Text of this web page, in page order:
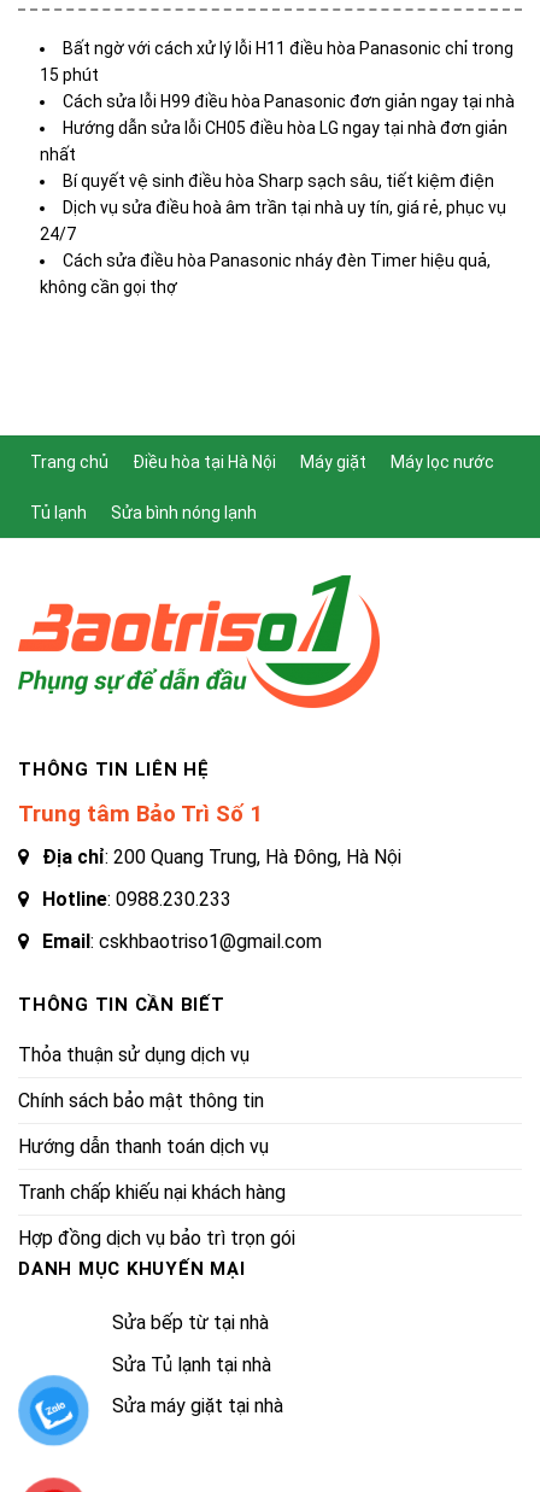
Bất ngờ với cách xử lý lỗi H11 điều hòa Panasonic chỉ trong
15 phút
Cách sửa lỗi H99 điều hòa Panasonic đơn giản ngay tại nhà
Hướng dẫn sửa lỗi CH05 điều hòa LG ngay tại nhà đơn giản
nhất
Bí quyết vệ sinh điều hòa Sharp sạch sâu, tiết kiệm điện
Dịch vụ sửa điều hoà âm trần tại nhà uy tín, giá rẻ, phục vụ
24/7
Cách sửa điều hòa Panasonic nháy đèn Timer hiệu quả,
không cần gọi thợ
Trang chủ Điều hòa tại Hà Nội Máy giặt Máy lọc nước
Tủ lạnh Sửa bình nóng lạnh
THÔNG TIN LIÊN HỆ
Trung tâm Bảo Trì Số 1
Địa chỉ: 200 Quang Trung, Hà Đông, Hà Nội
Hotline: 0988.230.233
Email: cskhbaotriso1@gmail.com
THÔNG TIN CẦN BIẾT
Thỏa thuận sử dụng dịch vụ
Chính sách bảo mật thông tin
Hướng dẫn thanh toán dịch vụ
Tranh chấp khiếu nại khách hàng
Hợp đồng dịch vụ bảo trì trọn gói
DANH MỤC KHUYẾN MẠI
Sửa bếp từ tại nhà
Sửa Tủ lạnh tại nhà
Sửa máy giặt tại nhà